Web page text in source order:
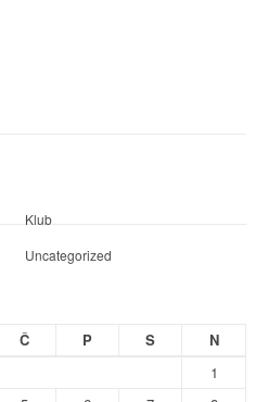
Klub
Uncategorized
Č P S
N
1